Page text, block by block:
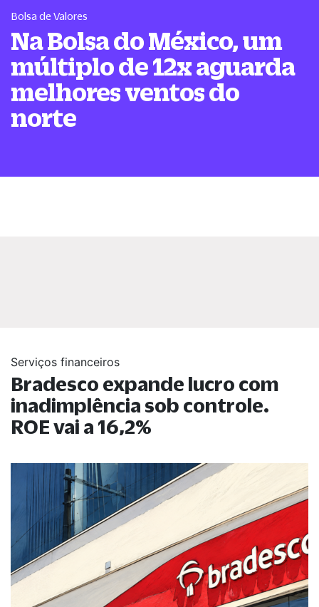
Bolsa de Valores
Na Bolsa do México, um
múltiplo de 12x aguarda
melhores ventos do
norte
Serviços financeiros
Bradesco expande lucro com
inadimplência sob controle.
ROE vai a 16,2%